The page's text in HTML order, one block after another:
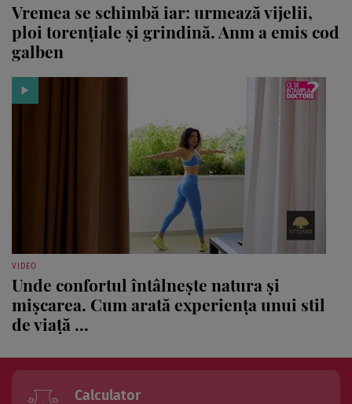
Vremea se schimbă iar: urmează vijelii,
ploi torențiale și grindină. Anm a emis cod
galben
VIDEO
Unde confortul întâlnește natura și
mișcarea. Cum arată experiența unui stil
de viață ...
Calculator